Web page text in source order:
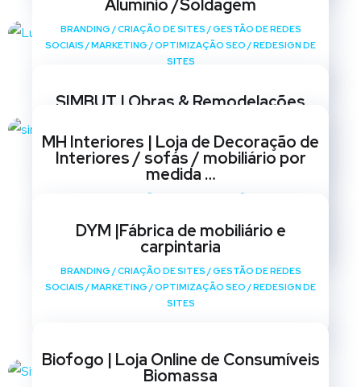
Alumínio /Soldagem
BRANDING /CRIAÇÃO DE SITES /GESTÃO DE REDES
SOCIAIS /MARKETING /OPTIMIZAÇÃO SEO /REDESIGN DE
SITES
SIMBUT | Obras & Remodelações
SOCIAIS /MARKETING OPTIMIZAÇÃO SEO/ REDESIGN DE
SITES
MH Interiores | Loja de Decoração de
Interiores / sofás / mobiliário por
medida …
SITES
DYM |Fábrica de mobiliário e
carpintaria
BRANDING /CRIAÇÃO DE SITES /GESTÃO DE REDES
SOCIAIS /MARKETING /OPTIMIZAÇÃO SEO /REDESIGN DE
SITES
Biofogo | Loja Online de Consumíveis
Biomassa